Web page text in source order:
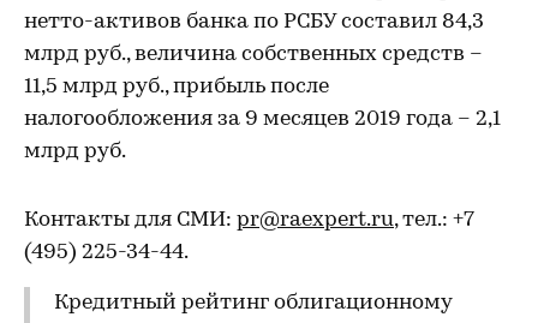
нетто-активов банка по РСБУ составил 84,3
млрд руб., величина собственных средств –
11,5 млрд руб., прибыль после
налогообложения за 9 месяцев 2019 года – 2,1
млрд руб.
Контакты для СМИ: pr@raexpert.ru, тел.: +7
(495) 225-34-44.
Кредитный рейтинг облигационному